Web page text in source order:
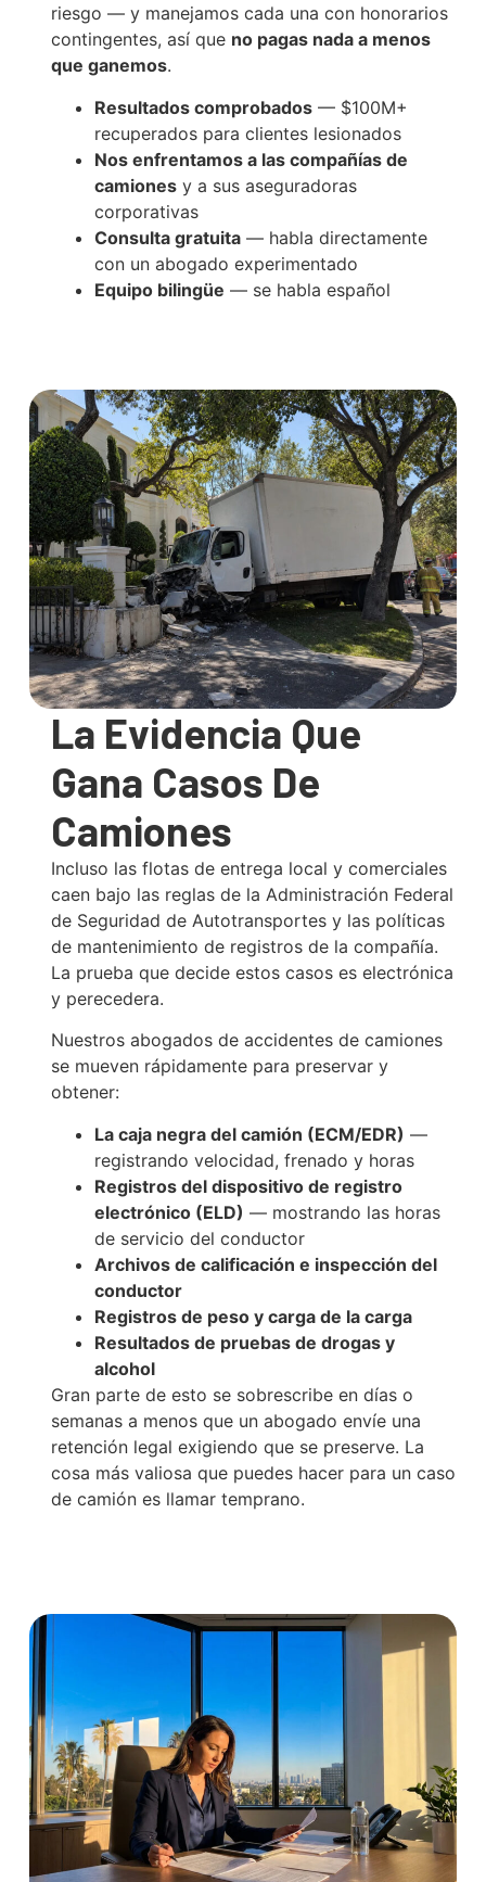
riesgo — y manejamos cada una con honorarios
contingentes, así que no pagas nada a menos
que ganemos.
Resultados comprobados— $100M+
recuperados para clientes lesionados
Nos enfrentamos a las compañías de
camionesy a sus aseguradoras
corporativas
Consulta gratuita— habla directamente
con un abogado experimentado
Equipo bilingüe — se habla español
La Evidencia Que
Gana Casos De
Camiones
Incluso las flotas de entrega local y comerciales
caen bajo las reglas de la Administración Federal
de Seguridad de Autotransportes y las políticas
de mantenimiento de registros de la compañía.
La prueba que decide estos casos es electrónica
y perecedera.
Nuestros abogados de accidentes de camiones
se mueven rápidamente para preservar y
obtener:
La caja negra del camión (ECM/EDR) —
registrando velocidad, frenado y horas
Registros del dispositivo de registro
electrónico (ELD) — mostrando las horas
de servicio del conductor
Archivos de calificación e inspección del
conductor
Registros de peso y carga de la carga
Resultados de pruebas de drogas y
alcohol
Gran parte de esto se sobrescribe en días o
semanas a menos que un abogado envíe una
retención legal exigiendo que se preserve. La
cosa más valiosa que puedes hacer para un caso
de camión es llamar temprano.